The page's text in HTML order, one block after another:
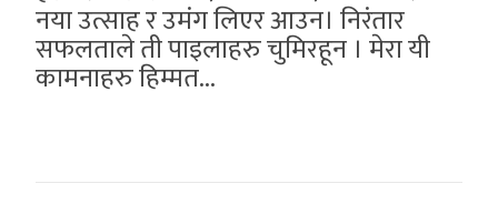
नया उत्साह र उमंग लिएर आउन। निरंतार
सफलताले ती पाइलाहरु चुमिरहून । मेरा यी
कामनाहरु हिम्मत...